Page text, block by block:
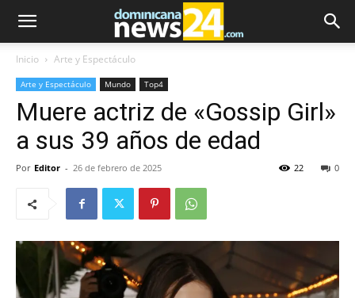
Inicio Arte y Espectáculo
Arte y Espectáculo Mundo Top4
Muere actriz de «Gossip Girl»
a sus 39 años de edad
Por Editor - 26 de febrero de 2025 0
22